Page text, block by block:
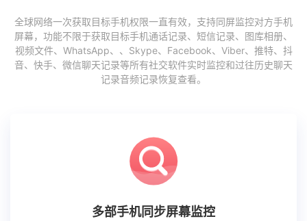
全球网络一次获取目标手机权限一直有效，支持同屏监控对方手机
屏幕，功能不限于获取目标手机通话记录、短信记录、图库相册、
视频文件、WhatsApp、、Skype、Facebook、Viber、推特、抖
音、快手、微信聊天记录等所有社交软件实时监控和过往历史聊天
记录音频记录恢复查看。
多部手机同步屏幕监控